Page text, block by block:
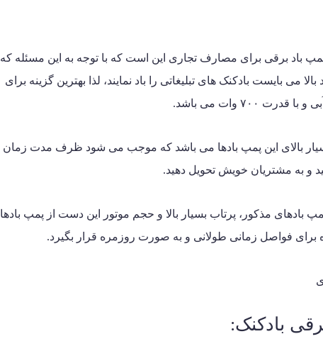
باد برقی برای مصارف تجاری این است که با توجه به این مسئله که
می بایست بادکنک های تبلیغاتی را باد نمایند، لذا بهترین گزینه برای
وات می باشد.
و به مشتریان خویش تحویل دهید.
بادهای مذکور، پرتاب بسیار بالا و حجم موتور این دست از پمپ بادها
برای فواصل زمانی طولانی و به صورت روزمره قرار بگیرد.
بادکنک: